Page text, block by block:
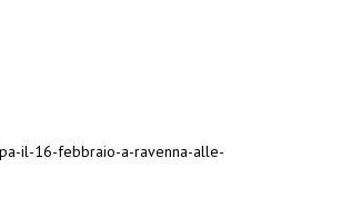
il-16-febbraio-a-ravenna-alle-